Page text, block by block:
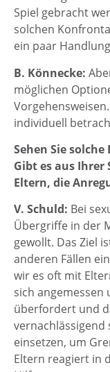
Spiel gebracht
solchen
ein paar
B. Könnecke:
möglichen
individuell
Sehen Sie
Gibt es aus
Eltern, die
V. Schuld: Bei
Übergriffe in der
gewollt. Das Ziel
anderen Fällen
wir es oft mit
sich
überfordert und
vernachlässigend
einsetzen, um
Eltern reagiert in